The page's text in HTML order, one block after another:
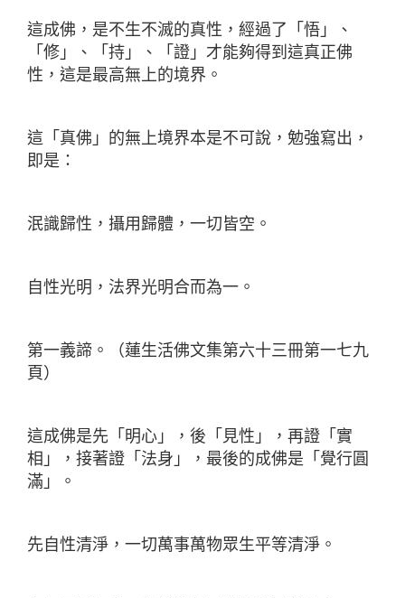
這成佛，是不生不滅的真性，經過了「悟」、
「修」、「持」、「證」才能夠得到這真正佛
性，這是最高無上的境界。
這「真佛」的無上境界本是不可說，勉強寫出，
即是：
泯識歸性，攝用歸體，一切皆空。
自性光明，法界光明合而為一。
第一義諦。（蓮生活佛文集第六十三冊第一七九
頁）
這成佛是先「明心」，後「見性」，再證「實
相」，接著證「法身」，最後的成佛是「覺行圓
滿」。
先自性清淨，一切萬事萬物眾生平等清淨。